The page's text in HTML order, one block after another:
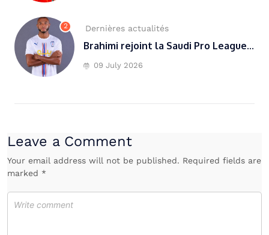
2 Dernières actualités
Brahimi rejoint la Saudi Pro League...
09 July 2026
Leave a Comment
Your email address will not be published. Required fields are
marked *